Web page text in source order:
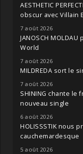
AESTHETIC
obscur avec Villain
7 août 2026
JANOSCH
World
7 août 2026
MILDREDA sort le
7 août 2026
SHINING chante le
nouveau single
6 août 2026
HOLISSSTIK nous
cauchemardesque
5 août 2026